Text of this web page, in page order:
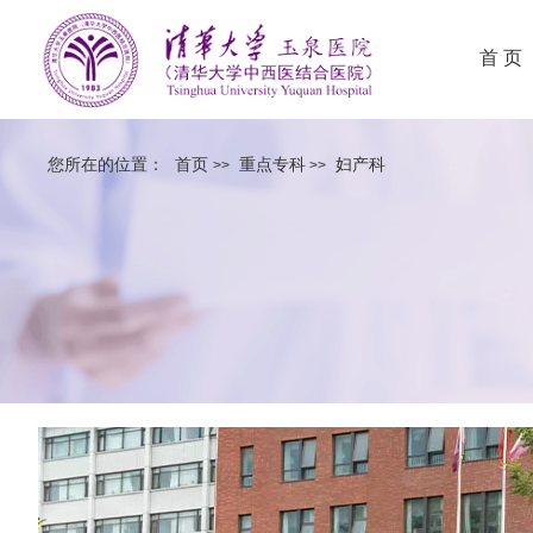
首 页
您所在的位置： 首页 >> 重点专科 >> 妇产科